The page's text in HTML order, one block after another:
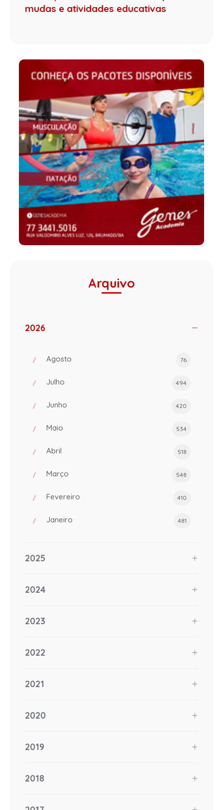
mudas e atividades educativas
Arquivo
2026
Agosto 76
Julho 494
Junho 420
Maio 534
Abril 518
Março 548
Fevereiro 410
Janeiro 481
2025
2024
2023
2022
2021
2020
2019
2018